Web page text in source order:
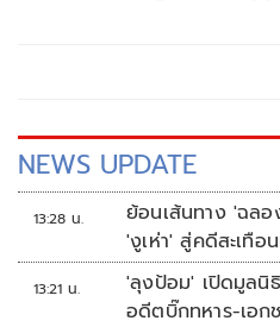
NEWS UPDATE
13:28 น.
ย้อนเส้นทาง 'ฉลอ
'งูเห่า' สู่คดีสะเทือ
13:21 น.
'ลุงป้อม' เปิดมูลนิ
อดีตบิ๊กทหาร-เอ